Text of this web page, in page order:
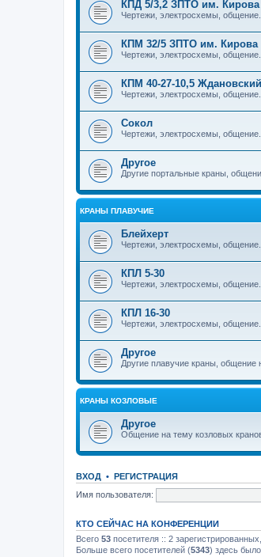
КПД 5/3,2 ЗПТО им. Кирова
Чертежи, электросхемы, общение...
КПМ 32/5 ЗПТО им. Кирова
Чертежи, электросхемы, общение...
КПМ 40-27-10,5
Чертежи, электросхемы, общение...
Сокол
Чертежи, электросхемы, общение...
Другое
Другие портальные краны,
КРАНЫ ПЛАВУЧИЕ
Блейхерт
Чертежи, электросхемы, общение...
КПЛ 5-30
Чертежи, электросхемы, общение...
КПЛ 16-30
Чертежи, электросхемы, общение...
Другое
Другие плавучие краны, общение
КРАНЫ КОЗЛОВЫЕ
Другое
Общение на тему козловых
ВХОД • РЕГИСТРАЦИЯ
Имя пользователя:
КТО СЕЙЧАС НА КОНФЕРЕНЦИИ
Всего 53 посетителя :: 2
Больше всего посетителей (5343) здесь